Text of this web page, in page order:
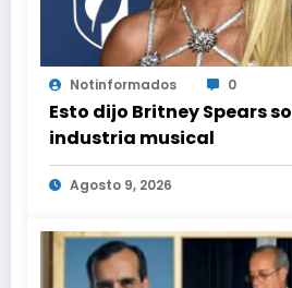
Notinformados 0
Esto dijo Britney Spears
industria musical
Agosto 9, 2026